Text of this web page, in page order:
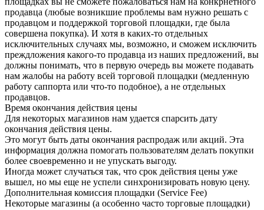
продавца (любые возникшие проблемы вам нужно решать с
продавцом и поддержкой торговой площадки, где была
совершена покупка). И хотя в каких-то отдельных
исключительных случаях мы, возможно, и сможем исключить
преждложения какого-то продавца из наших предложений, вы
должны понимать, что в первую очередь вы можете подавать
нам жалобы на работу всей торговой площадки (медленную
работу саппорта или что-то подобное), а не отдельных
продавцов.
Время окончания действия цены
Для некоторых магазинов нам удается спарсить дату
окончания действия цены.
Это могут быть даты окончания распродаж или акций. Эта
информация должна помогать пользователям делать покупки
более своевременно и не упускать выгоду.
Иногда может случаться так, что срок действия цены уже
вышел, но мы еще не успели синхронизировать новую цену.
Дополнительная комиссия площадки (Service Fee)
Некоторые магазины (а особенно часто торговые площадки)